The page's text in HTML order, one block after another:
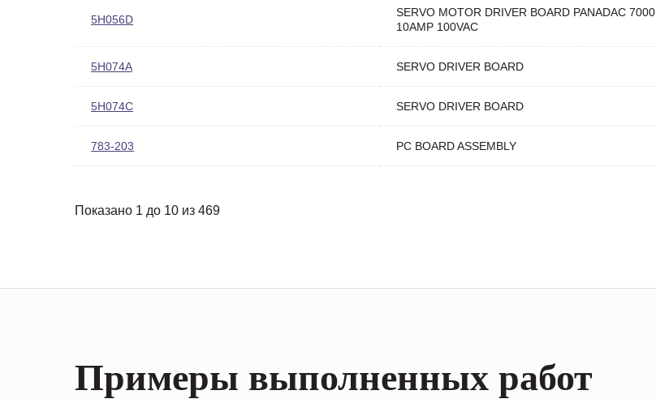
5H056D
SERVO MOTOR DRIVER BOARD PANADAC 7000
10AMP 100VAC
5H074A SERVO DRIVER BOARD
5H074C SERVO DRIVER BOARD
783-203 PC BOARD ASSEMBLY
Показано 1 до 10 из 469
Примеры выполненных работ